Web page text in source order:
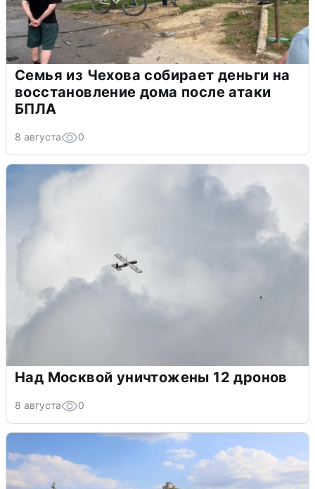
Семья из Чехова собирает деньги на
восстановление дома после атаки
БПЛА
8 августа 0
Над Москвой уничтожены 12 дронов
8 августа 0